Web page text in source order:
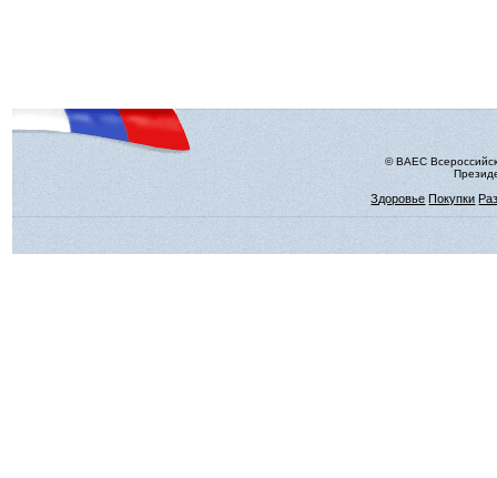
© ВАЕС
Здоровье Покупки